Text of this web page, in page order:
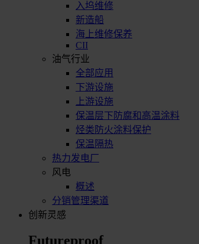
入坞维修
新造船
海上维修保养
CII
油气行业
全部应用
下游设施
上游设施
保温层下防腐和高温涂料
烃类防火涂料保护
保温隔热
热力发电厂
风电
概述
分销管理渠道
创新灵感
Futureproof